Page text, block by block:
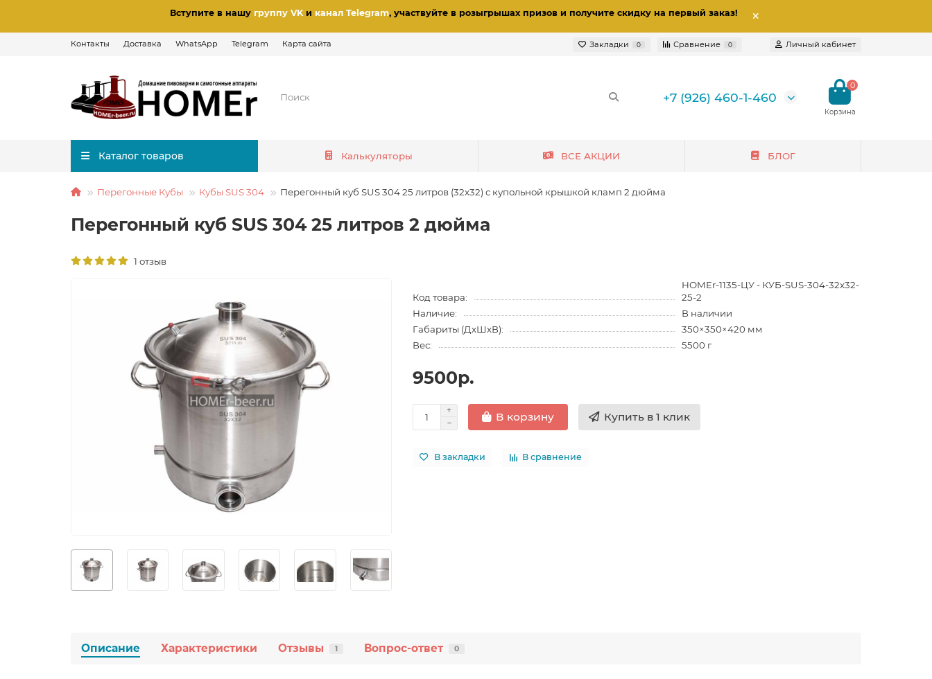
Вступите в нашу группу VKи канал Telegram, участвуйте в розыгрышах призов и получите скидку на первый заказ!
Контакты Доставка WhatsApp Telegram Карта сайта Закладки 0 Сравнение 0 Личный кабинет
+7 (926) 460-1-460
0
Каталог товаров Калькуляторы ВСЕ АКЦИИ БЛОГ
Перегонные Кубы Кубы SUS 304 Перегонный куб SUS 304 25 литров (32x32) с купольной крышкой кламп 2 дюйма
Перегонный куб SUS 304 25 литров 2 дюйма
1 отзыв
Код товара:
HOMEr-1135-ЦУ - КУБ-SUS-304-32x32-
25-2
Наличие:
В наличии
Габариты (ДхШхВ):
350×350×420 мм
Вес:
5500 г
9500р.
В корзину Купить в 1 клик
В закладки В сравнение
Описание Характеристики Отзывы 1 Вопрос-ответ 0